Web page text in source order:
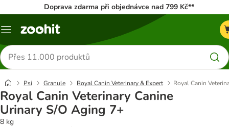
Doprava zdarma při objednávce nad 799 Kč**
Menu
Hledat
produkty
Psi Granule Royal Canin Veterinary & Expert Royal Canin
Royal Canin Veterinary Canine
Urinary S/O Aging 7+
8 kg